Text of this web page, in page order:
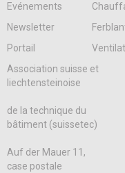
Evénements
Newsletter
Portail
Association suisse et
liechtensteinoise
de la technique du
bâtiment (suissetec)
Auf der Mauer 11,
case postale